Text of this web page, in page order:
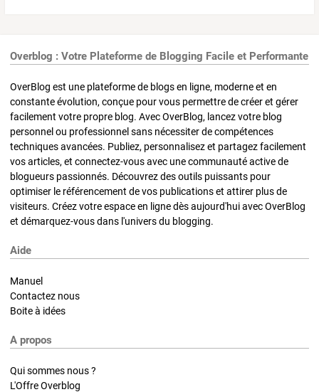
Overblog : Votre Plateforme de Blogging Facile et Performante
OverBlog est une plateforme de blogs en ligne, moderne et en
constante évolution, conçue pour vous permettre de créer et gérer
facilement votre propre blog. Avec OverBlog, lancez votre blog
personnel ou professionnel sans nécessiter de compétences
techniques avancées. Publiez, personnalisez et partagez facilement
vos articles, et connectez-vous avec une communauté active de
blogueurs passionnés. Découvrez des outils puissants pour
optimiser le référencement de vos publications et attirer plus de
visiteurs. Créez votre espace en ligne dès aujourd'hui avec OverBlog
et démarquez-vous dans l'univers du blogging.
Aide
Manuel
Contactez nous
Boite à idées
A propos
Qui sommes nous ?
L'Offre Overblog